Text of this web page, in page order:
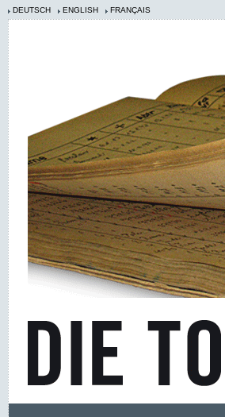
DEUTSCH ENGLISH FRANÇAIS